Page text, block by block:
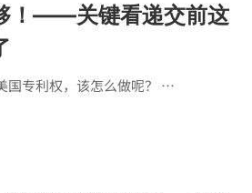
！——关键看递交前这
国专利权，该怎么做呢？ …